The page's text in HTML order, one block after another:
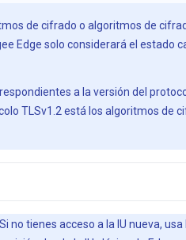
de cifrado o algoritmos de
Edge solo considerará el estado
a la versión del
TLSv1.2 está los algoritmos de
no tienes acceso a la IU nueva, usa